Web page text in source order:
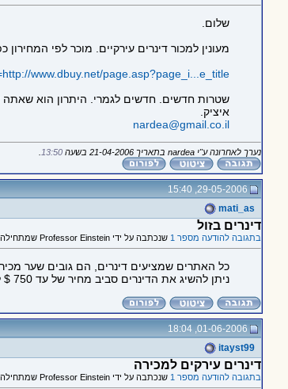
שלום.
מעונין למכור דינרים עירקיים. מוכר לפי המחירון
http://www.dbuy.net/page.asp?page_i...e_title=המחירון
שטרות חדשים. חדשים לגמרי. היתרון הוא שאתה
איציק.
nardea@gmail.co.il
נערך לאחרונה ע"י nardea בתאריך 21-04-2006 בשעה 13:50
29-05-2006, 15:40
mati_as
דינרים בזול
בתגובה להודעה מספר 1 שנכתבה על ידי Professor Einstein שמתחילה ב "מאיפה ניתן לקנות דינר עירקי?"
כל האתרים שמציעים דינרים, הם גובים שער
ניתן להשיג את הדינרים סביב מחיר של עד 750 $ למיליון
01-06-2006, 18:04
itayst99
דינרים עירקים למכירה
בתגובה להודעה מספר 1 שנכתבה על ידי Professor Einstein שמתחילה ב "מאיפה ניתן לקנות דינר עירקי?"